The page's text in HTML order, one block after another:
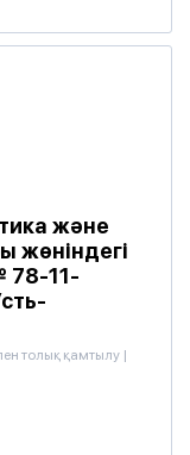
және
жөніндегі
78-11-
толық қамтылу |